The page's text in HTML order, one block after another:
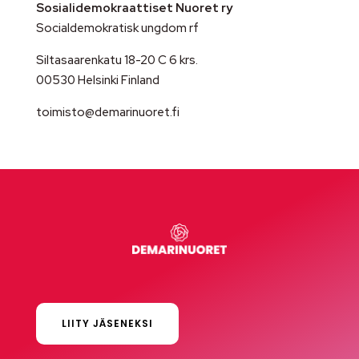
Sosialidemokraattiset Nuoret ry
Socialdemokratisk ungdom rf
Siltasaarenkatu 18-20 C 6 krs.
00530 Helsinki Finland
toimisto@demarinuoret.fi
LIITY JÄSENEKSI